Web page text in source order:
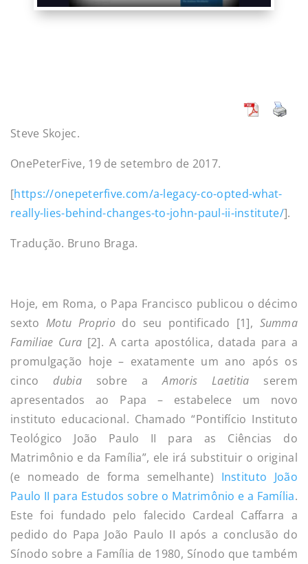
Steve Skojec.
OnePeterFive, 19 de setembro de 2017.
[https://onepeterfive.com/a-legacy-co-opted-what-
really-lies-behind-changes-to-john-paul-ii-institute/].
Tradução. Bruno Braga.
Hoje, em Roma, o Papa Francisco publicou o décimo
sextoMotu Propriodo seu pontificado [1], Summa
Familiae Cura [2]. A carta apostólica, datada para a
promulgação hoje – exatamente um ano após os
cinco dubia sobre aAmoris Laetitia serem
apresentados ao Papa – estabelece um novo
instituto educacional. Chamado “Pontifício Instituto
Teológico João Paulo II para as Ciências do
Matrimônio e da Família”, ele irá substituir o original
(e nomeado de forma semelhante) Instituto João
Paulo II para Estudos sobre o Matrimônio e a Família.
Este foi fundado pelo falecido Cardeal Caffarra a
pedido do Papa João Paulo II após a conclusão do
Sínodo sobre a Família de 1980, Sínodo que também